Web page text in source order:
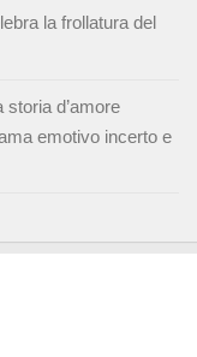
la frollatura del
d’amore
emotivo incerto e